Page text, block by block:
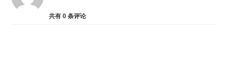
共有0 条评论